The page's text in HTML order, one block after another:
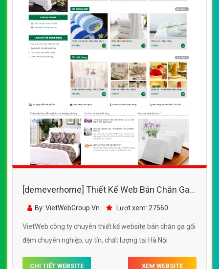
[demeverhome] Thiết Kế Web Bán Chăn Ga
Gối Đệm Danco đẹp, chuyên nghiệp chuẩn
By: VietWebGroup.Vn Lượt xem: 27560
VietWeb công ty chuyên thiết kế website bán chăn ga gối
đệm chuyên nghiệp, uy tín, chất lượng tại Hà Nội
CHI TIẾT WEBSITE XEM WEBSITE